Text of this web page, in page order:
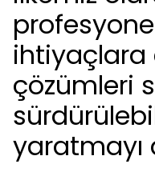
ihtiyaçlara
çözümleri
yaratmayı